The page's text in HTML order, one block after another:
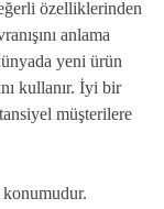
özelliklerinden
anlama
yeni ürün
kullanır. İyi bir
müşterilere